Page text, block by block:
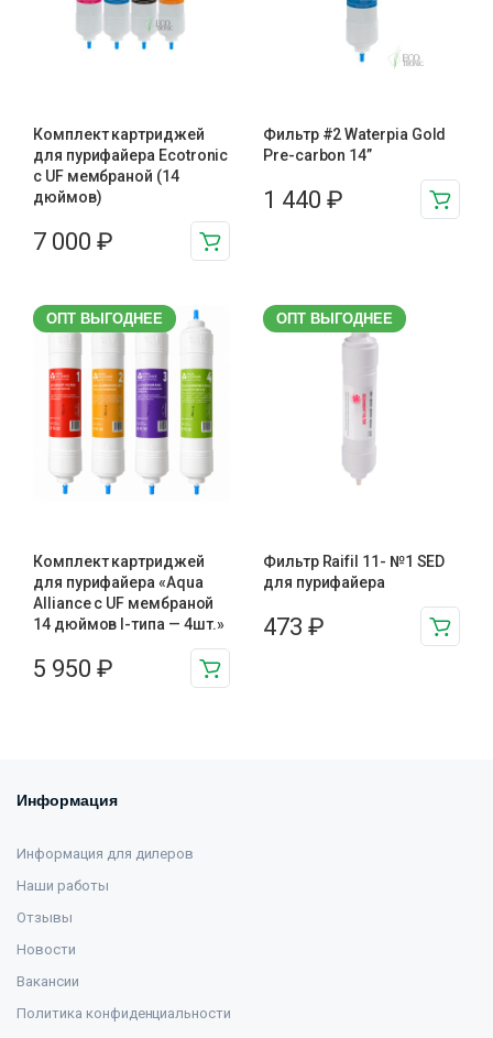
Комплект картриджей
для пурифайера Ecotronic
с UF мембраной (14
дюймов)
7 000 ₽
Фильтр #2 Waterpia Gold
Pre-carbon 14”
1 440 ₽
ОПТ ВЫГОДНЕЕ
Комплект картриджей
для пурифайера «Aqua
Alliance с UF мембраной
14 дюймов I-типа — 4шт.»
5 950 ₽
ОПТ ВЫГОДНЕЕ
Фильтр Raifil 11- №1 SED
для пурифайера
473 ₽
Информация
Информация для дилеров
Наши работы
Отзывы
Новости
Вакансии
Политика конфиденциальности